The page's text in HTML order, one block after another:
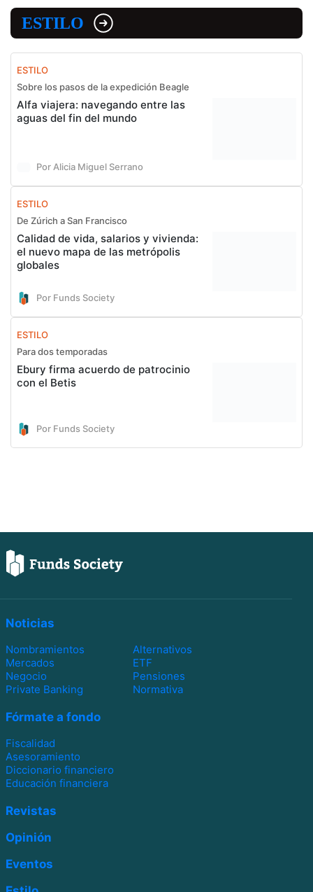
ESTILO
ESTILO
Sobre los pasos de la expedición Beagle
Alfa viajera: navegando entre las
aguas del fin del mundo
Por Alicia Miguel Serrano
ESTILO
De Zúrich a San Francisco
Calidad de vida, salarios y vivienda:
el nuevo mapa de las metrópolis
globales
Por Funds Society
ESTILO
Para dos temporadas
Ebury firma acuerdo de patrocinio
con el Betis
Por Funds Society
Noticias
Nombramientos
Alternativos
Mercados
ETF
Negocio
Pensiones
Private Banking
Normativa
Fórmate a fondo
Fiscalidad
Asesoramiento
Diccionario financiero
Educación financiera
Revistas
Opinión
Eventos